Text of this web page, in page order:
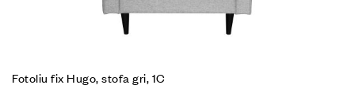
Fotoliu fix Hugo, stofa gri, 1C